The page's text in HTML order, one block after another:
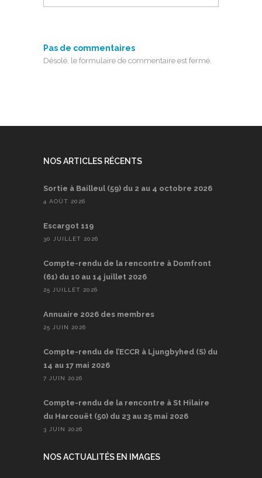
Pas de commentaires
Désolé, le formulaire de commentaire est fermé.
NOS ARTICLES RÉCENTS
Sortie à Bailleul (59) du 2 au 4 octobre 2026
4 AOÛT 2026
Escargot 119
30 JUILLET 2026
Compte-rendu de la rencontre à Domfront
(61) du 10 au 14 juillet 2026
25 JUILLET 2026
Annuaire 2026 des membres
25 JUIN 2026
Compte-rendu de l’ECCR à Ljungbyhed (S) du
14 au 17 mai 2026
7 JUIN 2026
Compte-rendu de la rencontre à St Hilaire
du Harcouët (50) du 23 au 25 mai 2026
3 JUIN 2026
NOS ACTUALITÉS EN IMAGES